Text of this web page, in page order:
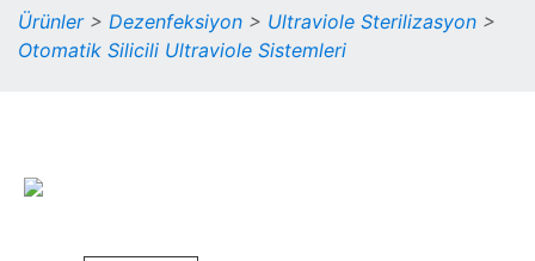
Ürünler> Dezenfeksiyon > Ultraviole Sterilizasyon >
Otomatik Silicili Ultraviole Sistemleri